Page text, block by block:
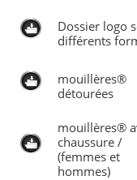
Dossier logo
différents
mouillères®
détourées
mouillères®
chaussure /
(femmes et
hommes)